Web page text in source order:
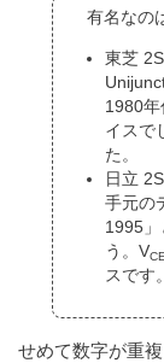
有名なの
東芝
1980
イスで
た。
日立
手元の
1995」
う。V
スです。
せめて数字が重